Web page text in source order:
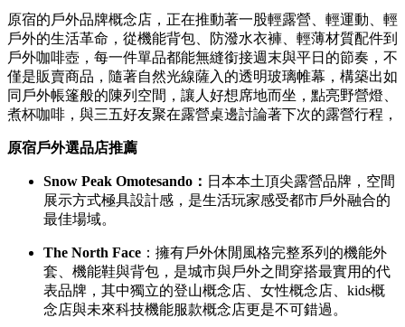
原宿的戶外品牌概念店，正在推動著一股輕露營、輕運動、輕
戶外的生活革命，從機能背包、防潑水衣褲、輕薄材質配件到
戶外咖啡壺，每一件單品都能無縫銜接週末與平日的節奏，不
僅是販賣商品，隨著自然光線薩入的透明玻璃帷幕，構築出如
同戶外帳篷般的陳列空間，讓人好想席地而坐，點亮野營燈、
煮杯咖啡，與三五好友聚在露營桌邊討論著下次的露營行程，
原宿戶外選品店推薦
Snow Peak Omotesando： 日本本土頂尖露營品牌，空間
展示方式極具設計感，是生活玩家感受都市戶外融合的
最佳場域。
The North Face ：擁有戶外休閒風格完整系列的機能外
套、機能鞋與背包，是城市與戶外之間穿搭最實用的代
表品牌，其中獨立的登山概念店、女性概念店、kids概
念店與未來科技機能服款概念店更是不可錯過。